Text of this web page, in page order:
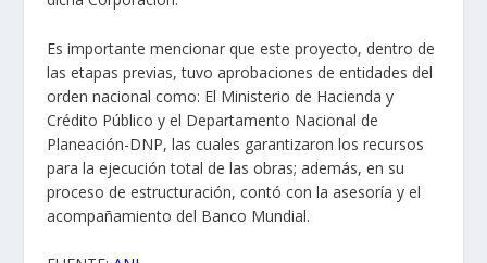
Es importante mencionar que este proyecto, dentro de
las etapas previas, tuvo aprobaciones de entidades del
orden nacional como: El Ministerio de Hacienda y
Crédito Público y el Departamento Nacional de
Planeación-DNP, las cuales garantizaron los recursos
para la ejecución total de las obras; además, en su
proceso de estructuración, contó con la asesoría y el
acompañamiento del Banco Mundial.